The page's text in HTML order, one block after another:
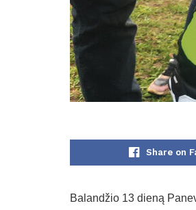
Share on
Balandžio 13 dieną